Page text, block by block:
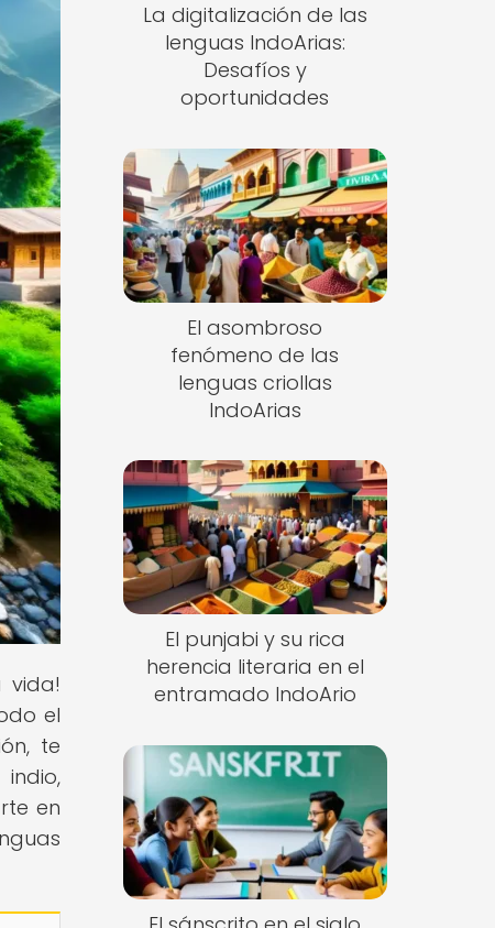
vida!
el
te
en
La digitalización de las
lenguas IndoArias:
Desafíos y
oportunidades
El asombroso
fenómeno de las
lenguas criollas
IndoArias
El punjabi y su rica
herencia literaria en el
entramado IndoArio